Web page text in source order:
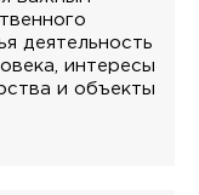
деятельность
интересы
и объекты